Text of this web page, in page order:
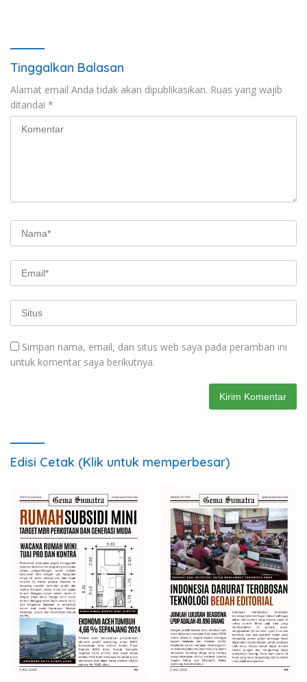
Tinggalkan Balasan
Alamat email Anda tidak akan dipublikasikan. Ruas yang wajib
ditandai *
Simpan nama, email, dan situs web saya pada peramban ini
untuk komentar saya berikutnya.
Edisi Cetak (Klik untuk memperbesar)